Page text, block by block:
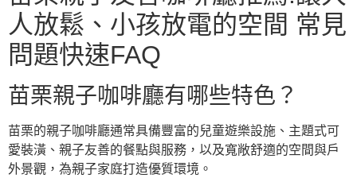
人放鬆、小孩放電的空間 常見
問題快速FAQ
苗栗親子咖啡廳有哪些特色？
苗栗的親子咖啡廳通常具備豐富的兒童遊樂設施、主題式可
愛裝潢、親子友善的餐點與服務，以及寬敞舒適的空間與戶
外景觀，為親子家庭打造優質環境。